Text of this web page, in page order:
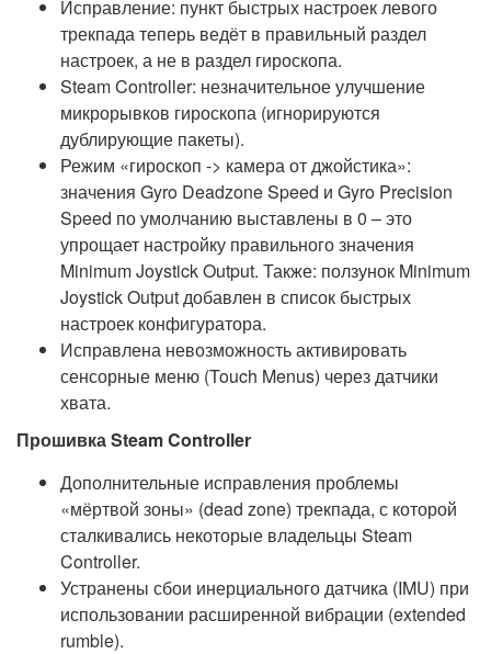
Исправление: пункт быстрых настроек левого
трекпада теперь ведёт в правильный раздел
настроек, а не в раздел гироскопа.
Steam Controller: незначительное улучшение
микрорывков гироскопа (игнорируются
дублирующие пакеты).
Режим «гироскоп -> камера от джойстика»:
значения Gyro Deadzone Speed и Gyro Precision
Speed по умолчанию выставлены в 0 – это
упрощает настройку правильного значения
Minimum Joystick Output. Также: ползунок Minimum
Joystick Output добавлен в список быстрых
настроек конфигуратора.
Исправлена невозможность активировать
сенсорные меню (Touch Menus) через датчики
хвата.
Прошивка Steam Controller
Дополнительные исправления проблемы
«мёртвой зоны» (dead zone) трекпада, с которой
сталкивались некоторые владельцы Steam
Controller.
Устранены сбои инерциального датчика (IMU) при
использовании расширенной вибрации (extended
rumble).